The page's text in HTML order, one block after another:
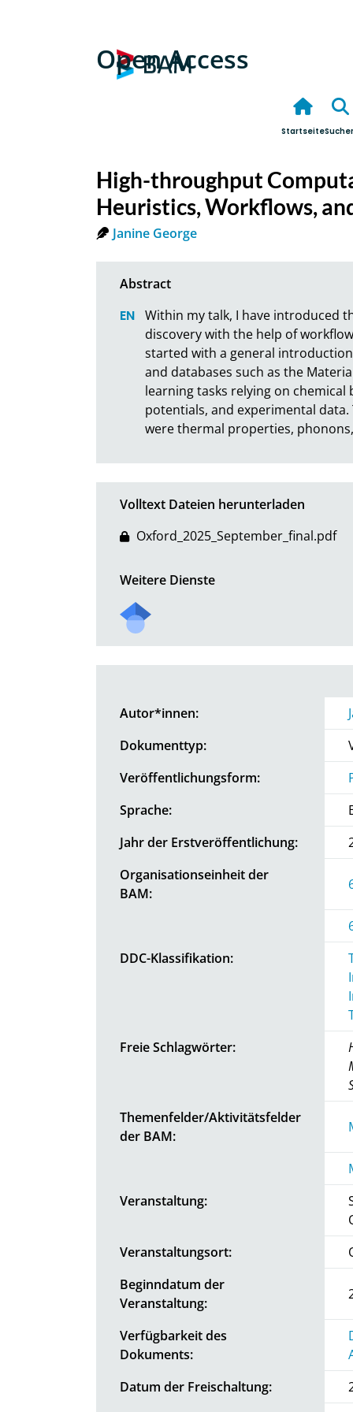
Open Access
Startseite
High-throughput
Heuristics, Workflows,
Janine George
Within my talk, I have introduced
discovery with the help of
started with a general
and databases such as the
learning tasks relying on
potentials, and experimental
were thermal properties,
Volltext Dateien herunterladen
Oxford_2025_September_final.pdf
Weitere Dienste
Autor*innen:
Dokumenttyp:
Veröffentlichungsform:
Sprache:
Jahr der Erstveröffentlichung:
Organisationseinheit der
BAM:
DDC-Klassifikation:
Freie Schlagwörter:
Themenfelder/Aktivitätsfelder
der BAM:
Veranstaltung:
Veranstaltungsort:
Beginndatum der
Veranstaltung:
Verfügbarkeit des
Dokuments:
Datum der Freischaltung: